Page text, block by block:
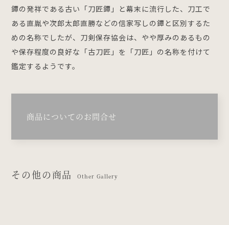
鐔の発祥である古い「刀匠鐔」と幕末に流行した、刀工で
ある直胤や次郎太郎直勝などの信家写しの鐔と区別するた
めの名称でしたが、刀剣保存協会は、やや厚みのあるもの
や保存程度の良好な「古刀匠」を「刀匠」の名称を付けて
鑑定するようです。
商品についてのお問合せ
その他の商品 Other Gallery